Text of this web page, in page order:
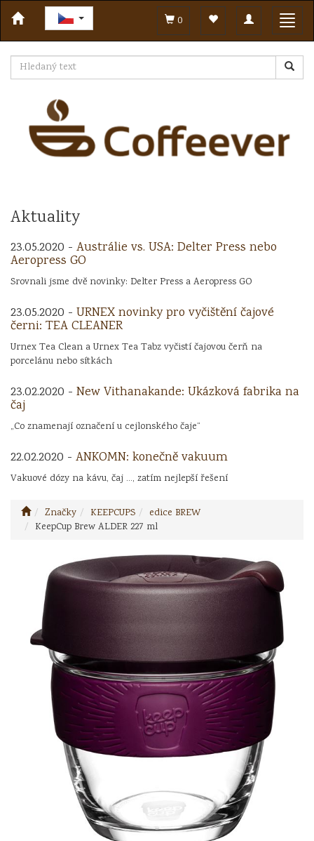
Toggle
navigation
0
Aktuality
23.05.2020 - Austrálie vs. USA: Delter Press nebo
Aeropress GO
Srovnali jsme dvě novinky: Delter Press a Aeropress GO
23.05.2020 - URNEX novinky pro vyčištění čajové
černi: TEA CLEANER
Urnex Tea Clean a Urnex Tea Tabz vyčistí čajovou čerň na
porcelánu nebo sítkách
23.02.2020 - New Vithanakande: Ukázková fabrika na
čaj
„Co znamenají označení u cejlonského čaje“
22.02.2020 - ANKOMN: konečně vakuum
Vakuové dózy na kávu, čaj ..., zatím nejlepší řešení
Značky KEEPCUPS
edice BREW
KeepCup Brew ALDER 227 ml